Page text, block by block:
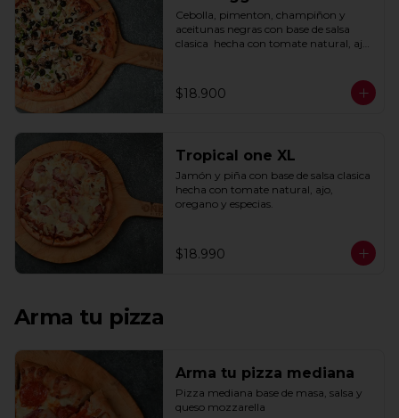
Cebolla, pimenton, champiñon y
aceitunas negras con base de salsa
clasica  hecha con tomate natural, ajo,
$18.900
Tropical one XL
Jamón y piña con base de salsa clasica
hecha con tomate natural, ajo,
oregano y especias.
$18.990
Arma tu pizza
Arma tu pizza mediana
Pizza mediana base de masa, salsa y
queso mozzarella